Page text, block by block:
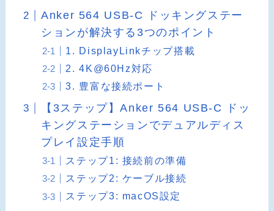
Anker 564 USB-C ドッキングステー
ションが解決する3つのポイント
1. DisplayLinkチップ搭載
2. 4K@60Hz対応
3. 豊富な接続ポート
【3ステップ】Anker 564 USB-C ドッ
キングステーションでデュアルディス
プレイ設定手順
ステップ1: 接続前の準備
ステップ2: ケーブル接続
ステップ3: macOS設定